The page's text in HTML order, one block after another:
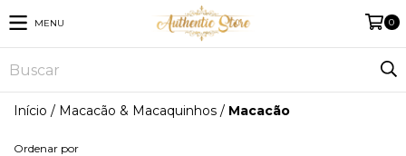
MENU 0
Início / Macacão & Macaquinhos / Macacão
Ordenar por